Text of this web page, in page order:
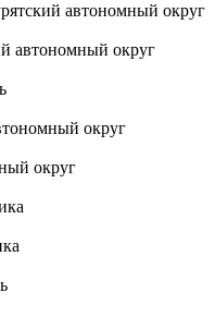
автономный округ
автономный округ
округ
округ